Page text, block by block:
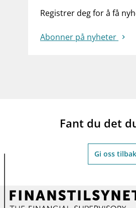
Registrer deg for å få
Abonner på nyheter
Fant du det
Gi oss